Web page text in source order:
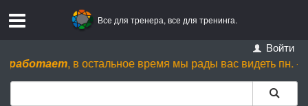
Все для тренера, все для тренинга.
Войти
работает, в остальное время мы рады вас видеть пн. -